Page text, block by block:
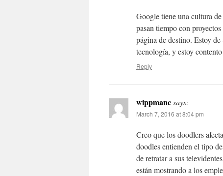
Google tiene una cultura
pasan tiempo con
página de destino. Estoy
tecnología, y estoy
Reply
wippmancsays:
March 7, 2016 at 8:04 pm
Creo que los doodlers
doodles entienden el tipo
de retratar a sus
están mostrando a los